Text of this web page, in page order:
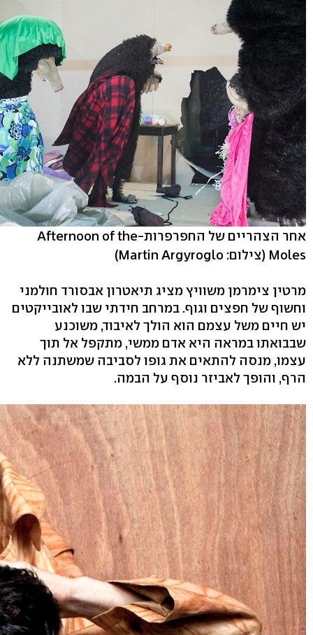
אחר הצהריים של החפרפרות-Afternoon of the
Moles (צילום: Martin Argyroglo)
מרטין צימרמן משוויץ מציג תיאטרון אבסורד חולמני
וחשוף של חפצים וגוף. במרחב חידתי שבו לאובייקטים
יש חיים משל עצמם הוא הולך לאיבוד, משוכנע
שבבואתו במראה היא אדם ממשי, מתקפל אל תוך
עצמו, מנסה להתאים את גופו לסביבה שמשתנה ללא
הרף, והופך לאביזר נוסף על הבמה.